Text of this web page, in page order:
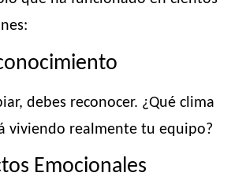
debes reconocer. ¿Qué clima
viviendo realmente tu equipo?
Emocionales